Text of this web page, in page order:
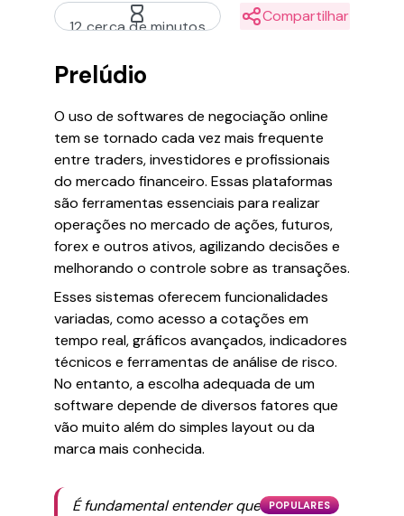
12 cerca de minutos
Compartilhar
Prelúdio
O uso de softwares de negociação online
tem se tornado cada vez mais frequente
entre traders, investidores e profissionais
do mercado financeiro. Essas plataformas
são ferramentas essenciais para realizar
operações no mercado de ações, futuros,
forex e outros ativos, agilizando decisões e
melhorando o controle sobre as transações.
Esses sistemas oferecem funcionalidades
variadas, como acesso a cotações em
tempo real, gráficos avançados, indicadores
técnicos e ferramentas de análise de risco.
No entanto, a escolha adequada de um
software depende de diversos fatores que
vão muito além do simples layout ou da
marca mais conhecida.
POPULARES
É fundamental entender que um bom